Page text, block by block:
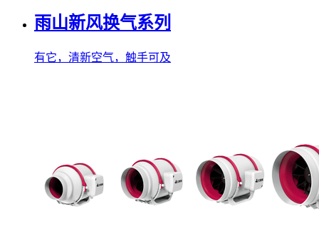
雨山新风换气系列
有它，清新空气，触手可及